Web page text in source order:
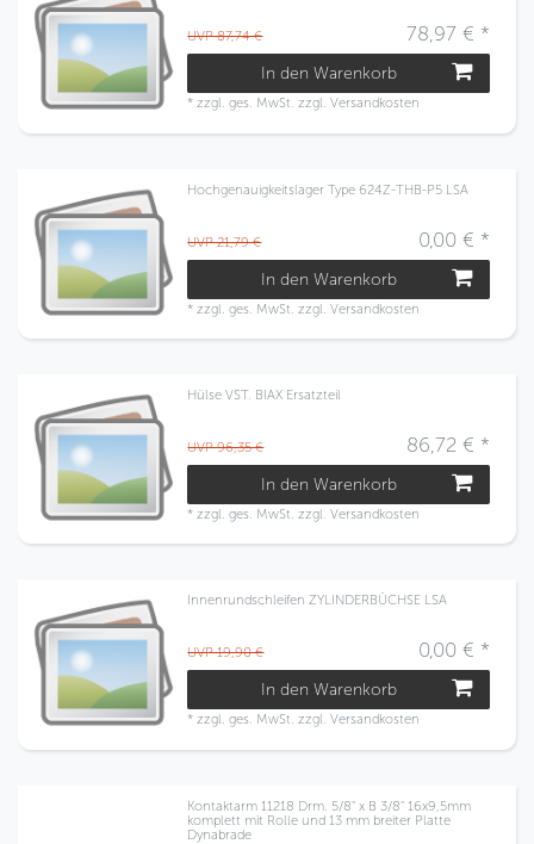
UVP 87,74 € 78,97 € *
In den Warenkorb
*zzgl. ges. MwSt. zzgl.Versandkosten
Hochgenauigkeitslager Type 624Z-THB-P5 LSA
UVP 21,79 € 0,00 € *
In den Warenkorb
*zzgl. ges. MwSt. zzgl.Versandkosten
Hülse VST. BIAX Ersatzteil
UVP 96,35 € 86,72 € *
In den Warenkorb
*zzgl. ges. MwSt. zzgl.Versandkosten
Innenrundschleifen ZYLINDERBÜCHSE LSA
UVP 19,90 € 0,00 € *
In den Warenkorb
*zzgl. ges. MwSt. zzgl.Versandkosten
Kontaktarm 11218 Drm. 5/8" x B 3/8" 16x9,5mm
komplett mit Rolle und 13 mm breiter Platte
Dynabrade